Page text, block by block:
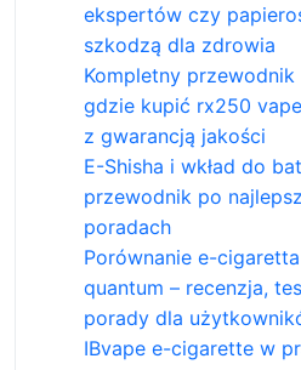
ekspertów czy
szkodzą dla zdrowia
Kompletny
gdzie kupić rx250
z gwarancją jakości
E-Shisha i wkład do
przewodnik po
poradach
Porównanie e-
quantum – recenzja,
porady dla
IBvape e-cigarette w